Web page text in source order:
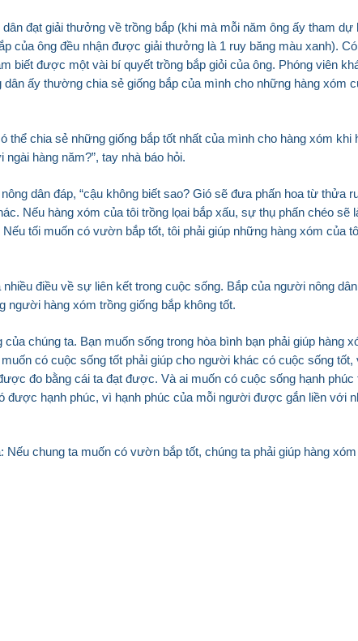
đạt giải thưởng về trồng bắp (khi mà mỗi năm ông ấy tham dự
của ông đều nhận được giải thưởng là 1 ruy băng màu xanh).
biết được một vài bí quyết trồng bắp giỏi của ông. Phóng viên
dân ấy thường chia sẻ giống bắp của mình cho những hàng xóm
thể chia sẻ những giống bắp tốt nhất của mình cho hàng xóm khi
ngài hàng năm?”, tay nhà báo hỏi.
dân đáp, “cậu không biết sao? Gió sẽ đưa phấn hoa từ thửa
Nếu hàng xóm của tôi trồng lọai bắp xấu, sự thụ phấn chéo sẽ
tối muốn có vườn bắp tốt, tôi phải giúp những hàng xóm của
nhiều điều về sự liên kết trong cuộc sống. Bắp của người nông
người hàng xóm trồng giống bắp không tốt.
chúng ta. Bạn muốn sống trong hòa bình bạn phải giúp hàng
có cuộc sống tốt phải giúp cho người khác có cuộc sống tốt,
đo bằng cái ta đạt được. Và ai muốn có cuộc sống hạnh phúc
được hạnh phúc, vì hạnh phúc của mỗi người được gắn liền với
Nếu chung ta muốn có vườn bắp tốt, chúng ta phải giúp hàng